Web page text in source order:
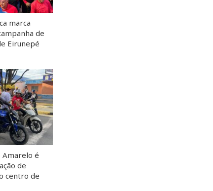
marca
de
Eirunepé
Amarelo é
de
centro de